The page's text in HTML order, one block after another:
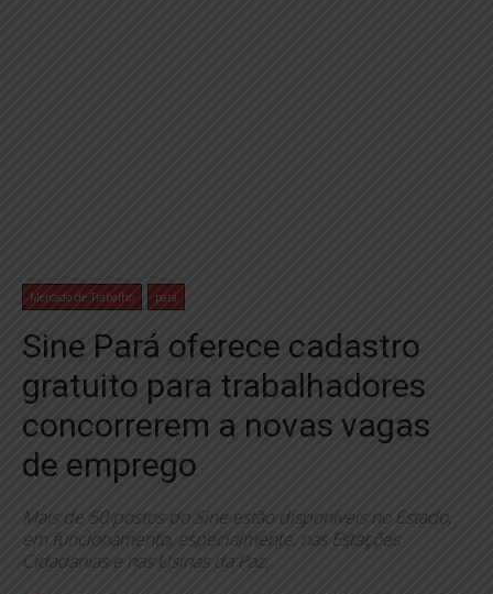
Mercado de Trabalho pará
Sine Pará oferece cadastro
gratuito para trabalhadores
concorrerem a novas vagas
de emprego
Mais de 50 postos do Sine estão disponíveis no Estado,
em funcionamento, especialmente, nas Estações
Cidadanias e nas Usinas da Paz.